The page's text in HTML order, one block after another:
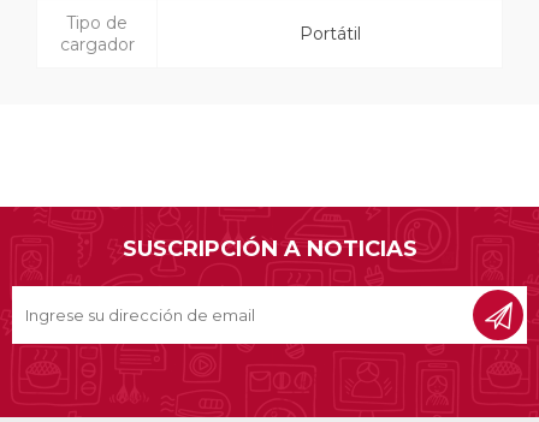
Tipo de
cargador
Portátil
SUSCRIPCIÓN A NOTICIAS